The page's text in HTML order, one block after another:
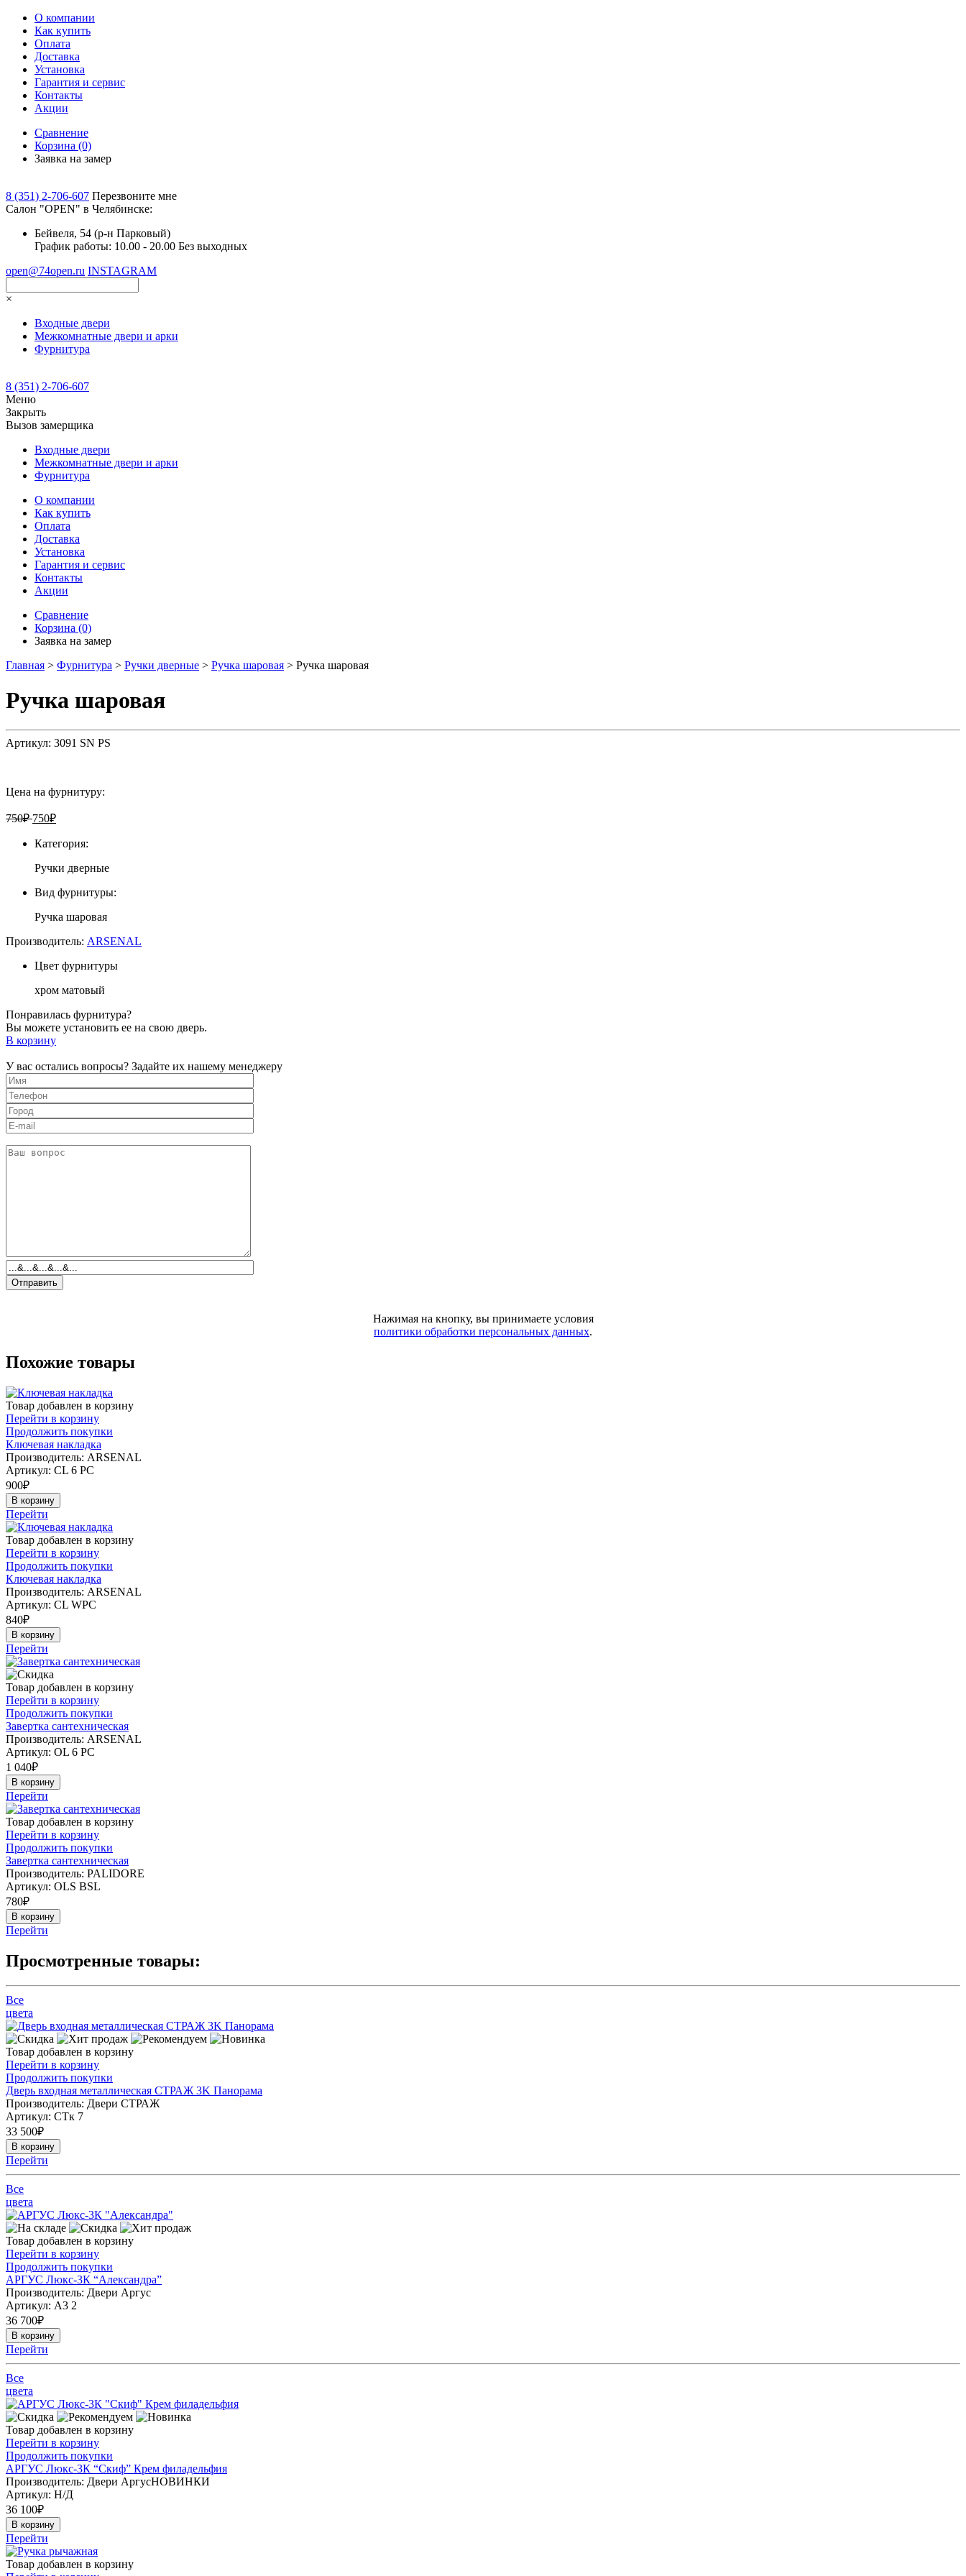
О компании
Как купить
Оплата
Доставка
Установка
Гарантия и сервис
Контакты
Акции
Сравнение
Корзина (0)
Заявка на замер
8 (351) 2-706-607 Перезвоните мне
Cалон "OPEN" в Челябинске:
Бейвеля, 54 (р-н Парковый)
График работы: 10.00 - 20.00 Без выходных
open@74open.ru INSTAGRAM
×
Входные двери
Межкомнатные двери и арки
Фурнитура
8 (351) 2-706-607
Меню
Закрыть
Вызов замерщика
Входные двери
Межкомнатные двери и арки
Фурнитура
О компании
Как купить
Оплата
Доставка
Установка
Гарантия и сервис
Контакты
Акции
Сравнение
Корзина (0)
Заявка на замер
Главная > Фурнитура > Ручки дверные > Ручка шаровая > Ручка шаровая
Ручка шаровая
Артикул: 3091 SN PS
Цена на фурнитуру:
750₽ 750₽
Категория:
Ручки дверные
Вид фурнитуры:
Ручка шаровая
Производитель: ARSENAL
Цвет фурнитуры
хром матовый
Понравилась фурнитура?
Вы можете установить ее на свою дверь.
В корзину
У вас остались вопросы? Задайте их нашему менеджеру
Нажимая на кнопку, вы принимаете условия
политики обработки персональных данных.
Похожие товары
Товар добавлен в корзину
Перейти в корзину
Продолжить покупки
Ключевая накладка
Производитель: ARSENAL
Артикул: CL 6 PC
900₽
В корзину
Перейти
Товар добавлен в корзину
Перейти в корзину
Продолжить покупки
Ключевая накладка
Производитель: ARSENAL
Артикул: CL WPC
840₽
В корзину
Перейти
Товар добавлен в корзину
Перейти в корзину
Продолжить покупки
Завертка сантехническая
Производитель: ARSENAL
Артикул: OL 6 PC
1 040₽
В корзину
Перейти
Товар добавлен в корзину
Перейти в корзину
Продолжить покупки
Завертка сантехническая
Производитель: PALIDORE
Артикул: OLS BSL
780₽
В корзину
Перейти
Просмотренные товары:
Все
цвета
Товар добавлен в корзину
Перейти в корзину
Продолжить покупки
Дверь входная металлическая СТРАЖ 3K Панорама
Производитель: Двери СТРАЖ
Артикул: СТк 7
33 500₽
В корзину
Перейти
Все
цвета
Товар добавлен в корзину
Перейти в корзину
Продолжить покупки
АРГУС Люкс-3К “Александра”
Производитель: Двери Аргус
Артикул: А3 2
36 700₽
В корзину
Перейти
Все
цвета
Товар добавлен в корзину
Перейти в корзину
Продолжить покупки
АРГУС Люкс-3К “Скиф” Крем филадельфия
Производитель: Двери АргусНОВИНКИ
Артикул: Н/Д
36 100₽
В корзину
Перейти
Товар добавлен в корзину